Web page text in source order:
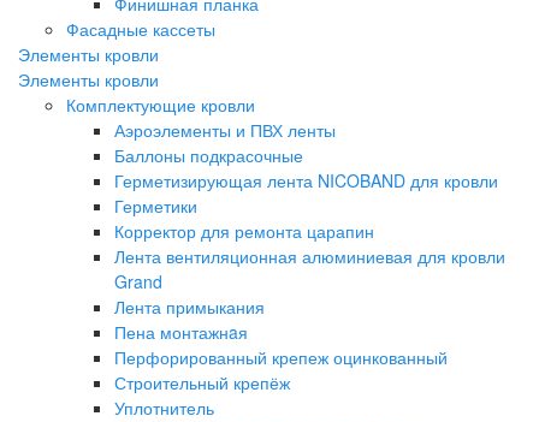
Фасадные кассеты
Элементы кровли
Элементы кровли
Комплектующие кровли
Аэроэлементы и ПВХ ленты
Баллоны подкрасочные
Герметизирующая лента NICOBAND для кровли
Герметики
Корректор для ремонта царапин
Лента вентиляционная алюминиевая для кровли
Grand
Лента примыкания
Пена монтажнaя
Перфорированный крепеж оцинкованный
Строительный крепёж
Уплотнитель